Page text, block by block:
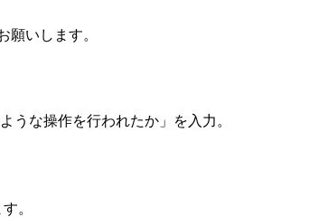
いします。
うな操作を行われたか」を入力。
。